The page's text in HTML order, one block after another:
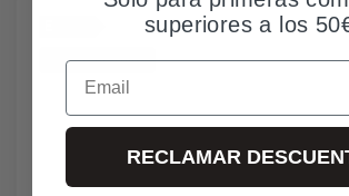
*Envío gratuito
superiores a los
Email
RECLAMAR